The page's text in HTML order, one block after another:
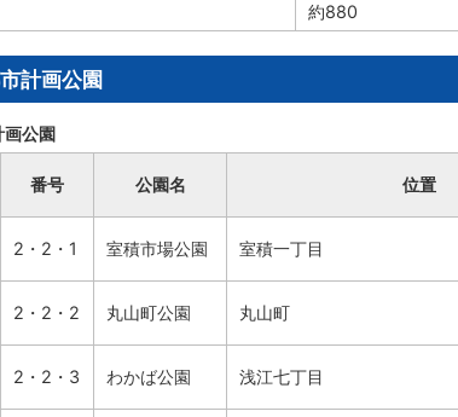
約880
計画公園
画公園
番号 公園名 位置
2・2・1 室積市場公園 室積一丁目
2・2・2 丸山町公園 丸山町
2・2・3 わかば公園 浅江七丁目